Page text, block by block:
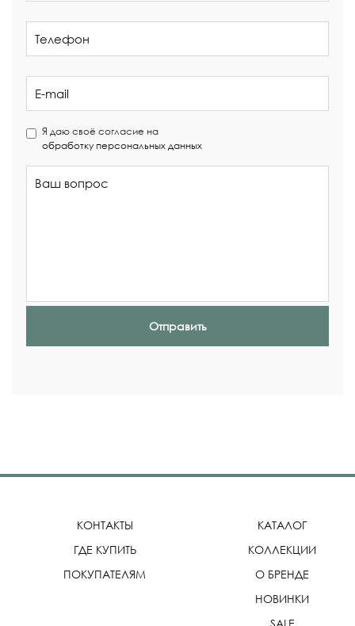
Я даю своё согласие на
обработку персональных данных
Отправить
КОНТАКТЫ
ГДЕ КУПИТЬ
ПОКУПАТЕЛЯМ
КАТАЛОГ
КОЛЛЕКЦИИ
О БРЕНДЕ
НОВИНКИ
SALE